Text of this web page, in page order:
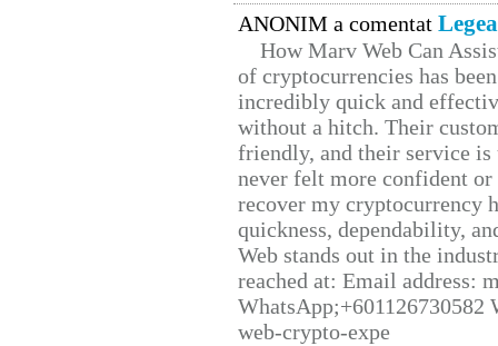
ANONIM a comentat
How Marv Web Can
of cryptocurrencies has
incredibly quick and
without a hitch. Their
friendly, and their service
never felt more confident
recover my cryptocurrency
quickness, dependability,
Web stands out in the
reached at: Email address:
web-crypto-expe